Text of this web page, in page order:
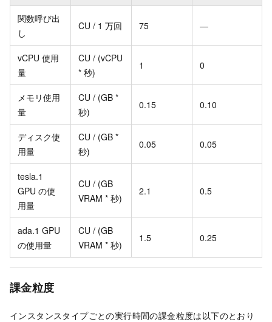
関数呼び出
し
CU / 1 万回 75 —
vCPU 使用
量
CU / (vCPU
* 秒)
1 0
メモリ使用
量
CU / (GB *
秒)
0.15 0.10
ディスク使
用量
CU / (GB *
秒)
0.05 0.05
tesla.1
GPU の使
用量
CU / (GB
VRAM * 秒)
2.1 0.5
ada.1 GPU
の使用量
CU / (GB
VRAM * 秒)
1.5 0.25
課金粒度
インスタンスタイプごとの実行時間の課金粒度は以下のとおり